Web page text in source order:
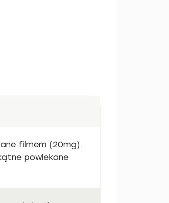
filmem (20mg).
powlekane